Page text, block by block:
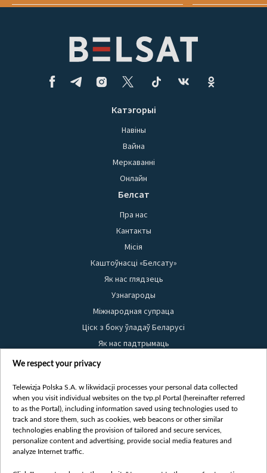
Катэгорыі
Навіны
Вайна
Меркаванні
Онлайн
Белсат
Пра нас
Кантакты
Місія
Каштоўнасці «Белсату»
Як нас глядзець
Узнагароды
Міжнародная супраца
Ціск з боку ўладаў Беларусі
Як нас падтрымаць
Правілы выкарыстання матэрыялаў
Бяспека
Youtube
Белсат news
Белсат Shorts
We respect your privacy
Telewizja Polska S.A. w likwidacji processes your personal data collected
when you visit individual websites on the tvp.pl Portal (hereinafter referred
to as the Portal), including information saved using technologies used to
track and store them, such as cookies, web beacons or other similar
technologies enabling the provision of tailored and secure services,
personalize content and advertising, provide social media features and
analyze Internet traffic.